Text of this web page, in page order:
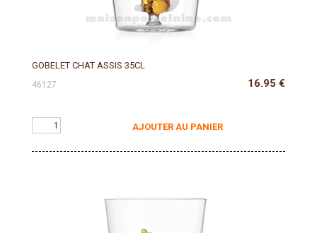
GOBELET CHAT ASSIS 35CL
46127 16.95 €
AJOUTER AU PANIER